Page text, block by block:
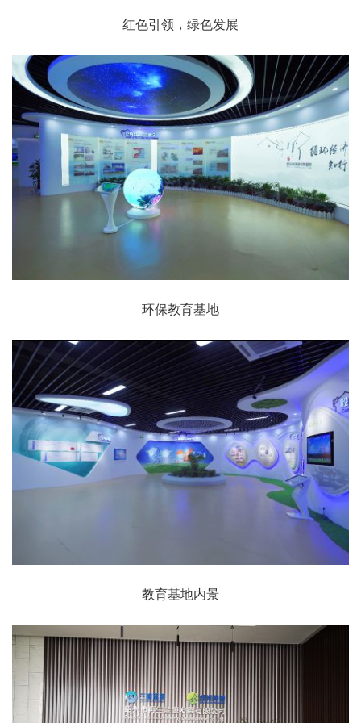
红色引领，绿色发展
环保教育基地
教育基地内景